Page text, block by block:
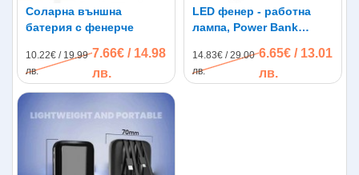
Соларна външна
батерия с фенерче
10.22€ / 19.99
лв.
7.66€ / 14.98
лв.
LED фенер - работна
лампа, Power Bank
водоустойчив корпус
14.83€ / 29.00
лв.
6.65€ / 13.01
лв.